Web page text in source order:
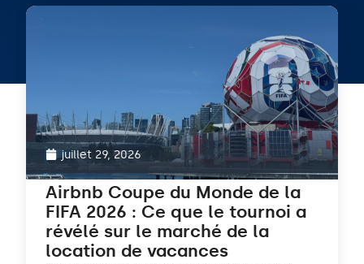
juillet 29, 2026
Airbnb Coupe du Monde de la
FIFA 2026 : Ce que le tournoi a
révélé sur le marché de la
location de vacances